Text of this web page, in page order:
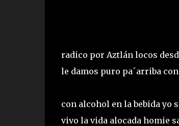
radico por Aztlán locos
le damos puro pa´arriba
con alcohol en la bebida yo
vivo la vida alocada homie